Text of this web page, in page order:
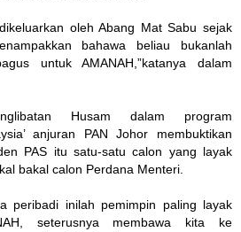
oleh Abang Mat Sabu sejak
bahawa beliau bukanlah
untuk AMANAH,”katanya dalam
Husam dalam program
anjuran PAN Johor membuktikan
PAS itu satu-satu calon yang layak
bakal calon Perdana Menteri.
peribadi inilah pemimpin paling layak
seterusnya membawa kita ke